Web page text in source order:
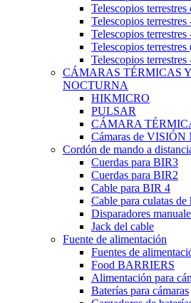
Telescopios
Telescopios
Telescopios
Telescopios terrestres
Telescopios
CÁMARAS TÉRMICAS
NOCTURNA
HIKMICRO
PULSAR
CÁMARA
Cámaras de
Cordón de mando a
Cuerdas para BIR3
Cuerdas para BIR2
Cable para BIR 4
Cable para culatas de
Disparadores
Jack del cable
Fuente de alimentación
Fuentes de
Food BARRIERS
Alimentación para
Baterías para cámaras